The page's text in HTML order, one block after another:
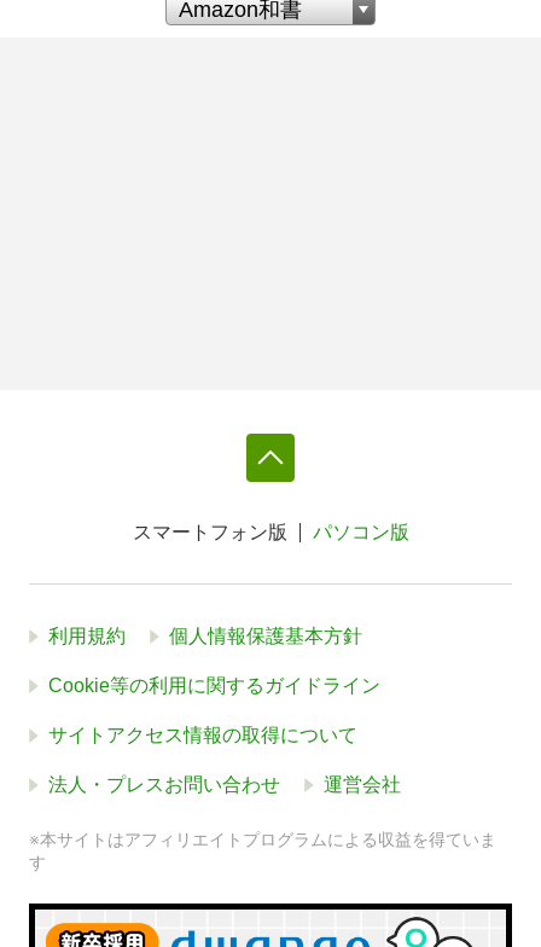
スマートフォン版 パソコン版
利用規約 個人情報保護基本方針
Cookie等の利用に関するガイドライン
サイトアクセス情報の取得について
法人・プレスお問い合わせ 運営会社
※本サイトはアフィリエイトプログラムによる収益を得ていま
す